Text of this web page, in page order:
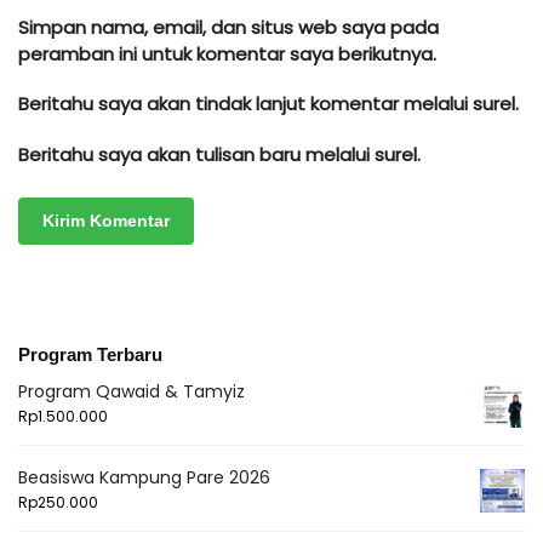
Simpan nama, email, dan situs web saya pada
peramban ini untuk komentar saya berikutnya.
Beritahu saya akan tindak lanjut komentar melalui surel.
Beritahu saya akan tulisan baru melalui surel.
Program Terbaru
Program Qawaid & Tamyiz
Rp1.500.000
Beasiswa Kampung Pare 2026
Rp250.000